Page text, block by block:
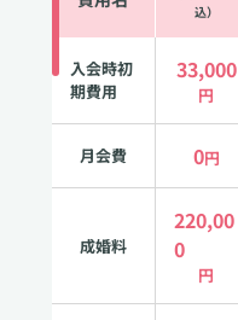
込）
入会時初
期費用
33,000
円
月会費 0円
成婚料
220,00
0
円